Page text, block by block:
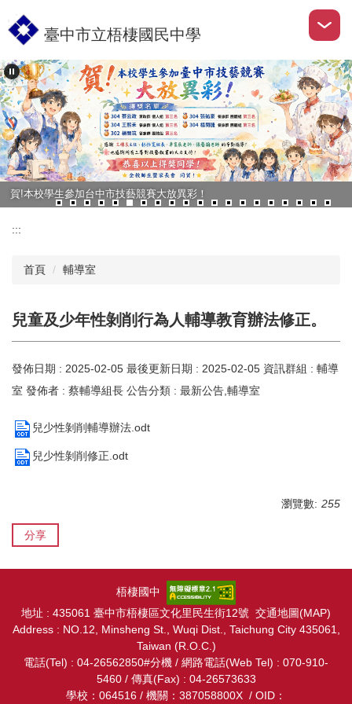
到
主
要
內
容
區
臺中市立梧棲國民中學
賀!本校學生參加台中市技藝競賽大放異彩！
:::
首頁 輔導室
兒童及少年性剝削行為人輔導教育辦法修正。
發佈日期 : 2025-02-05 最後更新日期 : 2025-02-05 資訊群組 : 輔導
室 發佈者 : 蔡輔導組長 公告分類 : 最新公告,輔導室
兒少性剝削輔導辦法.odt
兒少性剝削修正.odt
瀏覽數: 255
分享
梧棲國中
地址 : 435061 臺中市梧棲區文化里民生街12號 交通地圖(MAP)
Address : NO.12, Minsheng St., Wuqi Dist., Taichung City 435061,
Taiwan (R.O.C.)
電話(Tel) : 04-26562850#分機 / 網路電話(Web Tel) : 070-910-
5460 / 傳真(Fax) : 04-26573633
學校：064516 / 機關：387058800X / OID：